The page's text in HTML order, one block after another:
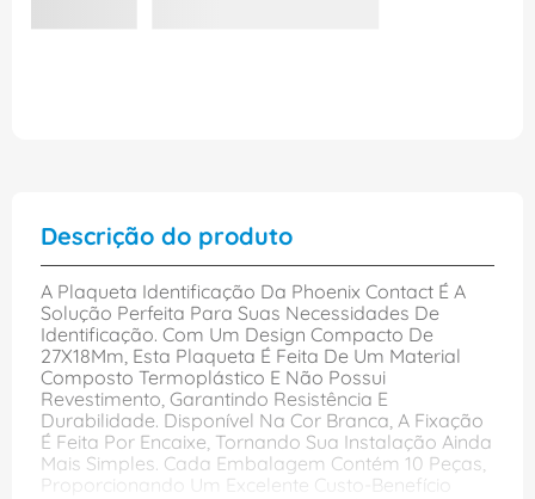
Descrição do produto
A Plaqueta Identificação Da Phoenix Contact É A
Solução Perfeita Para Suas Necessidades De
Identificação. Com Um Design Compacto De
27X18Mm, Esta Plaqueta É Feita De Um Material
Composto Termoplástico E Não Possui
Revestimento, Garantindo Resistência E
Durabilidade. Disponível Na Cor Branca, A Fixação
É Feita Por Encaixe, Tornando Sua Instalação Ainda
Mais Simples. Cada Embalagem Contém 10 Peças,
Proporcionando Um Excelente Custo-Benefício